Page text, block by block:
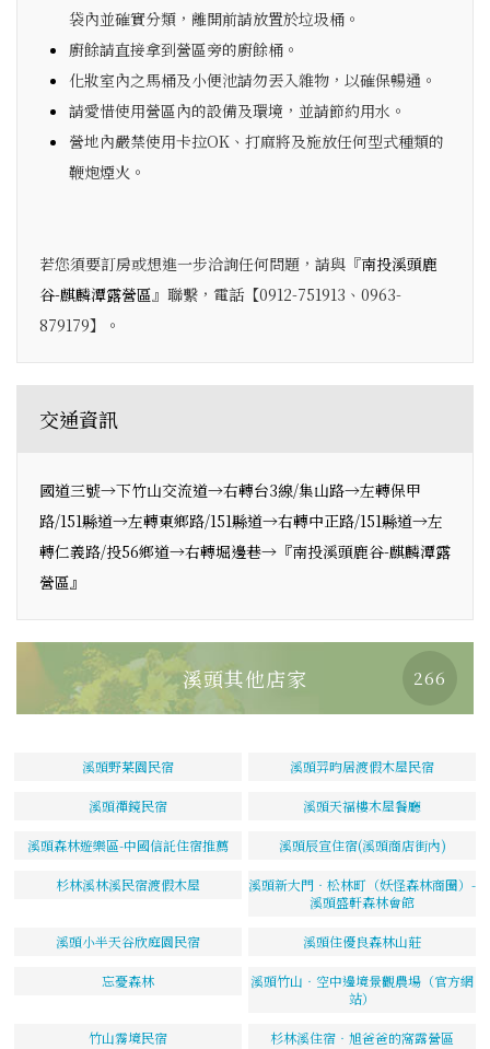
袋內並確實分類，離開前請放置於垃圾桶。
廚餘請直接拿到營區旁的廚餘桶。
化妝室內之馬桶及小便池請勿丟入雜物，以確保暢通。
請愛惜使用營區內的設備及環境，並請節約用水。
營地內嚴禁使用卡拉OK、打麻將及施放任何型式種類的
鞭炮煙火。
若您須要訂房或想進一步洽詢任何問題，請與『南投溪頭鹿
谷-麒麟潭露營區』聯繫，電話【0912-751913、0963-
879179】。
交通資訊
國道三號→下竹山交流道→右轉台3線/集山路→左轉保甲
路/151縣道→左轉東鄉路/151縣道→右轉中正路/151縣道→左
轉仁義路/投56鄉道→右轉堀邊巷→『南投溪頭鹿谷-麒麟潭露
營區』
溪頭其他店家 266
溪頭野菜園民宿 溪頭羿昀居渡假木屋民宿
溪頭禪鏡民宿 溪頭天福樓木屋餐廳
溪頭森林遊樂區-中國信託住宿推薦 溪頭辰宣住宿(溪頭商店街內)
杉林溪林溪民宿渡假木屋
溪頭新大門‧松林町（妖怪森林商圈）-
溪頭盛軒森林會館
溪頭小半天谷欣庭園民宿 溪頭住優良森林山莊
忘憂森林
溪頭竹山‧空中邊境景觀農場（官方網
站）
竹山霧境民宿 杉林溪住宿‧旭爸爸的窩露營區